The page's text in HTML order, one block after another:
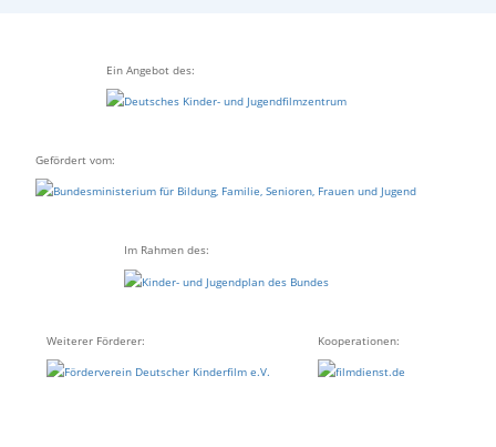
Ein Angebot des:
Gefördert vom:
Im Rahmen des:
Weiterer Förderer: Kooperationen: